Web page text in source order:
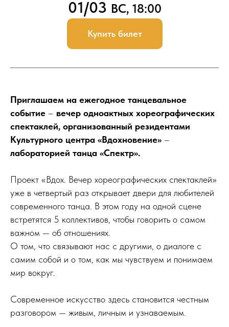
01/03 ВС, 18:00
Купить билет
Приглашаем на ежегодное танцевальное
событие – вечер одноактных хореографических
спектаклей, организованный резидентами
Культурного центра «Вдохновение» –
лабораторией танца «Спектр».
Проект «Вдох. Вечер хореографических спектаклей»
уже в четвертый раз открывает двери для любителей
современного танца. В этом году на одной сцене
встретятся 5 коллективов, чтобы говорить о самом
важном — об отношениях.
О том, что связывают нас с другими, о диалоге с
самим собой и о том, как мы чувствуем и понимаем
мир вокруг.
Современное искусство здесь становится честным
разговором — живым, личным и узнаваемым.